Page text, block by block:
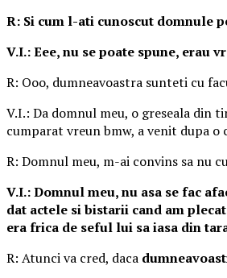
R: Si cum l-ati cunoscut domnule
V.I.: Eee, nu se poate spune,
R: Ooo, dumneavoastra sunteti cu
V.I.: Da domnul meu, o greseala din
cumparat vreun bmw, a venit dupa o
R: Domnul meu, m-ai convins sa nu
V.I.: Domnul meu, nu asa se fac
dat actele si bistarii cand am
era frica de seful lui sa iasa din
R: Atunci va cred, daca